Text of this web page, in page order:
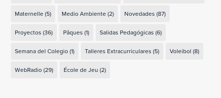
Maternelle(5) Medio Ambiente(2) Novedades (87)
Proyectos (36) Pâques (1) Salidas Pedagógicas (6)
Semana del Colegio(1) Talleres Extracurriculares (5) Voleibol (8)
WebRadio(29) École de Jeu (2)